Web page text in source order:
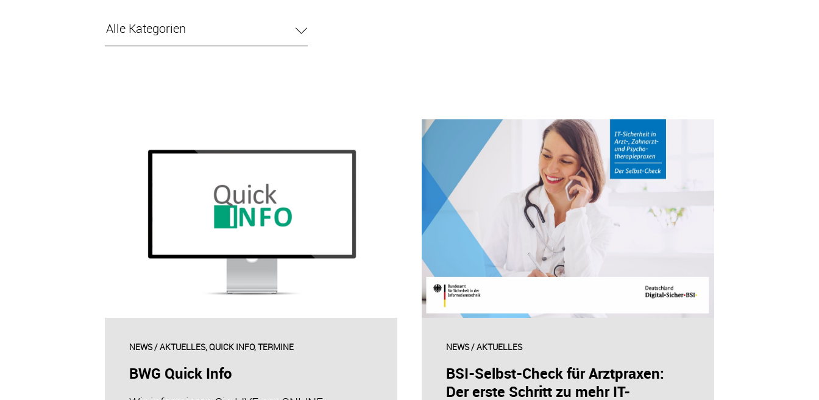
NEWS / AKTUELLES, QUICK INFO, TERMINE
BWG Quick Info
NEWS / AKTUELLES
BSI-Selbst-Check für Arztpraxen:
Der erste Schritt zu mehr IT-